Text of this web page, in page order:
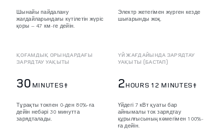
Шынайы пайдалану
жағдайларындағы күтілетін жүріс
қоры — 47 км-ге дейін.
Электр жетегімен жүрген кезде
шығарынды жоқ.
ҚОҒАМДЫҚ ОРЫНДАРДАҒЫ
ЗАРЯДТАУ УАҚЫТЫ
30 MINUTES‡
Тұрақты токпен 0-ден 80%-ға
дейін небәрі 30 минутта
зарядталады.
ҮЙ ЖАҒДАЙЫНДА ЗАРЯДТАУ
УАҚЫТЫ (БАСТАП)
2HOURS 12 MINUTES‡
Үйдегі 7 кВт қуаты бар
айнымалы ток зарядтау
құрылғысының көмегімен 100%-
ға дейін.